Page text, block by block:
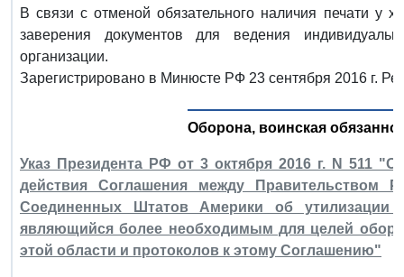
В связи с отменой обязательного наличия печати у
заверения документов для ведения
организации.
Зарегистрировано в Минюсте РФ 23 сентября 2016 г.
Оборона, воинская
Указ Президента РФ от 3 октября 2016 г. N 511
действия Соглашения между Правительством
Соединенных Штатов Америки об утилизации
являющийся более необходимым для целей
этой области и протоколов к этому Соглашению"